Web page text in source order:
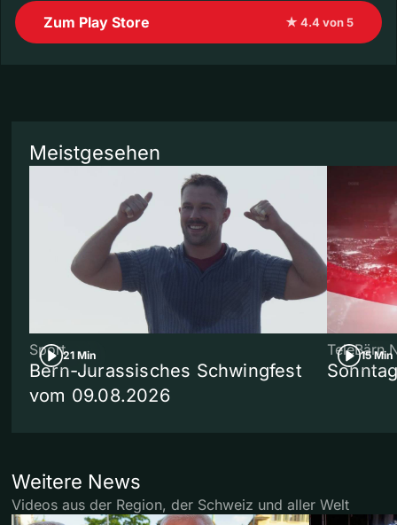
Zum Play Store ★ 4.4 von 5
Meistgesehen
21 Min
Sport
Bern-Jurassisches Schwingfest
vom 09.08.2026
15 Min
TeleBärn
Weitere News
Videos aus der Region, der Schweiz und aller Welt